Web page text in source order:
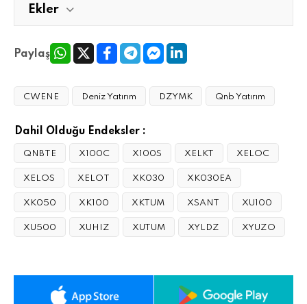
Ekler
Paylaş
CWENE Deniz Yatırım DZYMK Qnb Yatırım
Dahil Olduğu Endeksler :
QNBTE X100C X100S XELKT XELOC
XELOS XELOT XK030 XK030EA
XK050 XK100 XKTUM XSANT XU100
XU500 XUHIZ XUTUM XYLDZ XYUZO